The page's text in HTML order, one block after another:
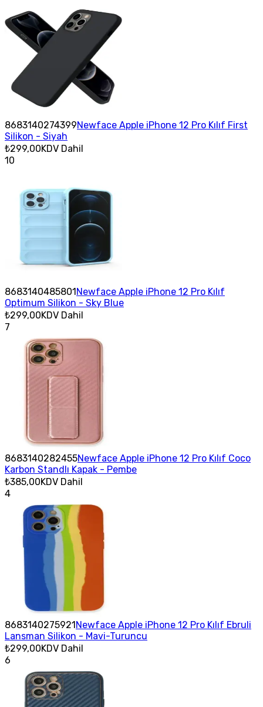
8683140274399Newface Apple iPhone 12 Pro Kılıf First
Silikon - Siyah
₺299,00KDV Dahil
10
8683140485801Newface Apple iPhone 12 Pro Kılıf
Optimum Silikon - Sky Blue
₺299,00KDV Dahil
7
8683140282455Newface Apple iPhone 12 Pro Kılıf Coco
Karbon Standlı Kapak - Pembe
₺385,00KDV Dahil
4
8683140275921Newface Apple iPhone 12 Pro Kılıf Ebruli
Lansman Silikon - Mavi-Turuncu
₺299,00KDV Dahil
6